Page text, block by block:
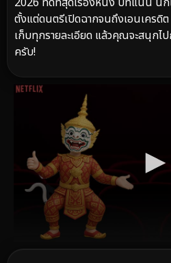
ตั้งแต่ดนตรีเปิดฉากจนถึงเอนเครดิ
เก็บทุกรายละเอียด แล้วคุณจะสนุก
ครับ!